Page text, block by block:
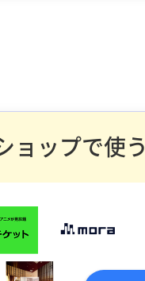
ョップで使う